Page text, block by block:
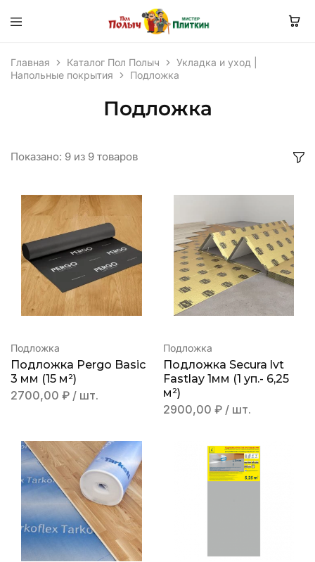
Главная Каталог Пол Полыч
Укладка и уход |
Напольные покрытия
Подложка
Подложка
Показано: 9 из 9 товаров
Подложка
Подложка Pergo Basic
3 мм (15 м²)
2700,00 ₽ / шт.
Подложка
Подложка Secura lvt
Fastlay 1мм (1 уп.- 6,25
м²)
2900,00 ₽ / шт.